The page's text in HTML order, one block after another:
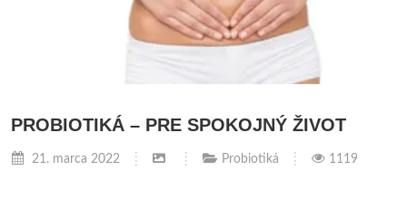
PROBIOTIKÁ – PRE SPOKOJNÝ ŽIVOT
21. marca 2022 Probiotiká 1119